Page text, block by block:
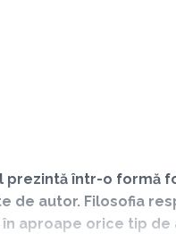
prezintă într-o formă
autor. Filosofia
aproape orice tip de